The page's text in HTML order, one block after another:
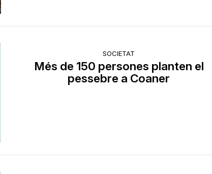
SOCIETAT
Més de 150 persones planten el
pessebre a Coaner